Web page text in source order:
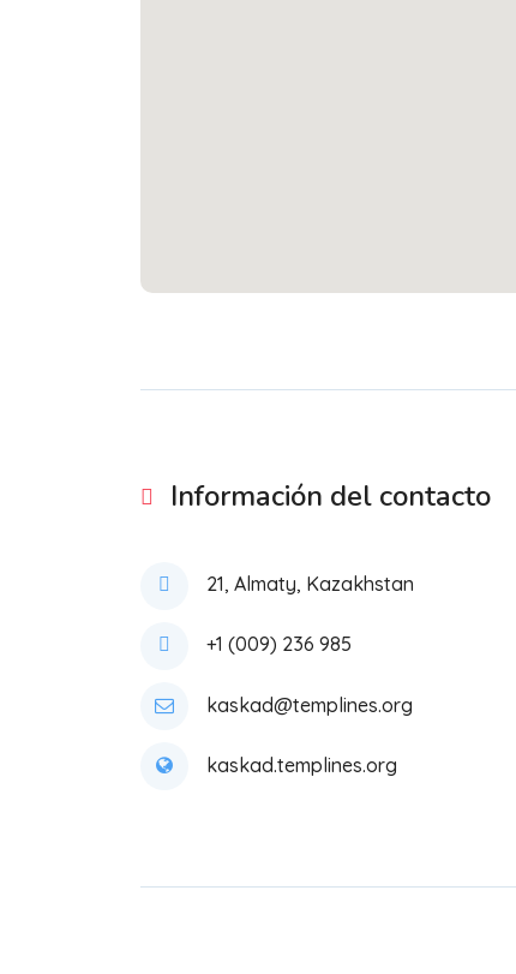
Información del contacto
21, Almaty, Kazakhstan
+1 (009) 236 985
kaskad@templines.org
kaskad.templines.org